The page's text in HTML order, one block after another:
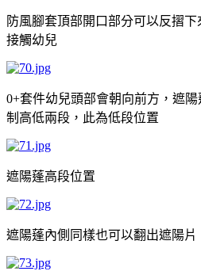
防風腳套頂部開口部分可以反摺
接觸幼兒
0+套件幼兒頭部會朝向前方，遮
制高低兩段，此為低段位置
遮陽蓬高段位置
遮陽蓬內側同樣也可以翻出遮陽